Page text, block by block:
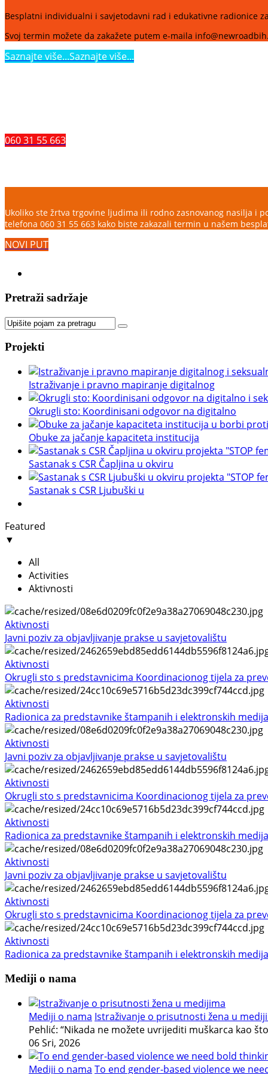
Besplatni individualni i savjetodavni rad i edukativne radionice
Svoj termin možete da zakažete putem e-maila
Saznajte više...Saznajte više...
060 31 55 663
Ukoliko ste žrtva trgovine ljudima ili rodno zasnovanog nasilja i
telefona 060 31 55 663 kako biste zakazali termin u našem
NOVI PUT
Pretraži sadržaje
Projekti
Istraživanje i pravno mapiranje digitalnog
Okrugli sto: Koordinisani odgovor na digitalno
Obuke za jačanje kapaciteta institucija
Sastanak s CSR Čapljina u okviru
Sastanak s CSR Ljubuški u
Featured
▼
All
Activities
Aktivnosti
Aktivnosti
Javni poziv za objavljivanje prakse u savjetovalištu
Aktivnosti
Okrugli sto s predstavnicima Koordinacionog tijela za
Aktivnosti
Radionica za predstavnike štampanih i elektronskih medija
Aktivnosti
Javni poziv za objavljivanje prakse u savjetovalištu
Aktivnosti
Okrugli sto s predstavnicima Koordinacionog tijela za
Aktivnosti
Radionica za predstavnike štampanih i elektronskih medija
Aktivnosti
Javni poziv za objavljivanje prakse u savjetovalištu
Aktivnosti
Okrugli sto s predstavnicima Koordinacionog tijela za
Aktivnosti
Radionica za predstavnike štampanih i elektronskih medija
Mediji o nama
Mediji o nama Istraživanje o prisutnosti žena u
Pehlić: “Nikada ne možete uvrijediti muškarca kao
06 Sri, 2026
Mediji o nama To end gender-based violence we